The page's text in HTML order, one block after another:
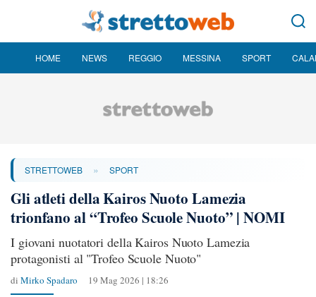
HOME NEWS REGGIO MESSINA SPORT
STRETTOWEB » SPORT
Gli atleti della Kairos Nuoto Lamezia
trionfano al “Trofeo Scuole Nuoto” | NOMI
I giovani nuotatori della Kairos Nuoto Lamezia
protagonisti al "Trofeo Scuole Nuoto"
di Mirko Spadaro 19 Mag 2026 | 18:26